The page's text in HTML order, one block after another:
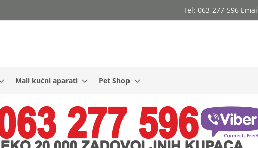
Tel: 063-277-596
Mali kućni aparati Pet Shop